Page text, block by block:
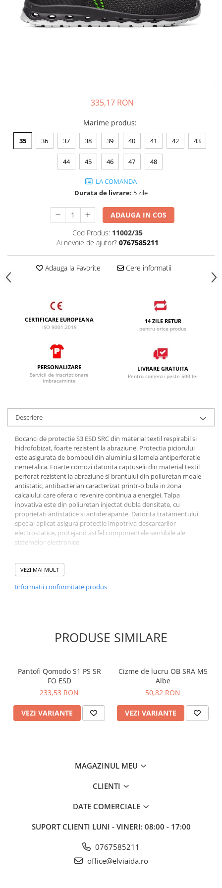
JACHETE DE LUCRU
PANTALONI DE LUCRU
FESURI, SEPCI, CAPISOANE
FLEECE
335,17 RON
Marime produs:
35 36 37 38 39 40 41 42 43
44 45 46 47 48
LA COMANDA
Durata de livrare: 5 zile
ADAUGA IN COS
Cod Produs: 11002/35
Ai nevoie de ajutor? 0767585211
Adauga la Favorite Cere informatii
CERTIFICARE EUROPEANA
ISO 9001:2015
14 ZILE RETUR
pentru orice produs
PERSONALIZARE
Servicii de inscriptionare
imbracaminte
LIVRARE GRATUITA
Pentru comenzi peste 500 lei
Descriere
Bocanci de protectie S3 ESD SRC din material textil respirabil si
hidrofobizat, foarte rezistent la abraziune. Protectia piciorului
este asigurata de bombeul din aluminiu si lamela antiperforatie
nemetalica. Foarte comozi datorita captuselii din material textil
perforat rezistent la abraziune si brantului din poliuretan moale
antistatic, antibacterian caracterizat printr-o bula in zona
calcaiului care ofera o revenire continua a energiei. Talpa
inovativa este din poliuretan injectat dubla densitate, cu
proprietati antistatice si antiderapante. Datorita tratamentului
special aplicat asigura protectie impotriva descarcarilor
electrostatice, protejand astfel componentele sensibile ale
sistemelor electronice.
Utilizare –Logistica, Instalatii, Electronica, Automotive,
Diverse industrii si medii de lucru care necesita bombeu de
Partea superioara –Material textil respirabil si hidrofobizat,
antistatic, antibacterian, prevazut cu o bula pozitionata in
Inchidere –Insiretare prin perforatii consolidate cu capse
metalice
Altele –ESD – asigura protectia echipamentelor impotriva
VEZI MAI MULT
Informatii conformitate produs
PRODUSE SIMILARE
Pantofi Qomodo S1 PS SR
FO ESD
233,53 RON
VEZI VARIANTE
Cizme de lucru OB SRA M5
Albe
50,82 RON
VEZI VARIANTE
MAGAZINUL MEU
CLIENTI
DATE COMERCIALE
SUPORT CLIENTI LUNI - VINERI: 08:00 - 17:00
0767585211
office@elviaida.ro